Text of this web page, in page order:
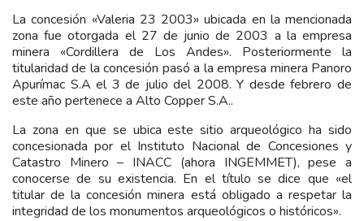
La concesión «Valeria 23 2003» ubicada en la mencionada
zona fue otorgada el 27 de junio de 2003 a la empresa
minera «Cordillera de Los Andes». Posteriormente la
titularidad de la concesión pasó a la empresa minera Panoro
Apurímac S.A el 3 de julio del 2008. Y desde febrero de
este año pertenece a Alto Copper S.A..
La zona en que se ubica este sitio arqueológico ha sido
concesionada por el Instituto Nacional de Concesiones y
Catastro Minero – INACC (ahora INGEMMET), pese a
conocerse de su existencia. En el título se dice que «el
titular de la concesión minera está obligado a respetar la
integridad de los monumentos arqueológicos o históricos».